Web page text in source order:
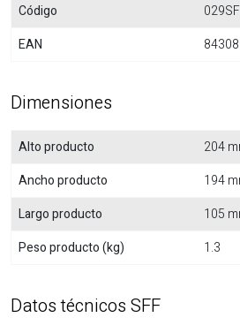
Código
EAN
Dimensiones
Alto producto
204
Ancho producto
194
Largo producto
105
Peso producto (kg)
1.3
Datos técnicos SFF